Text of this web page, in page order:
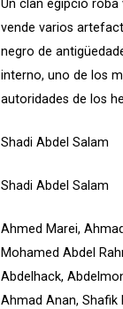
Un clan egipcio
vende varios
negro de
interno, uno de los
autoridades de los
Shadi Abdel Salam
Shadi Abdel Salam
Ahmed Marei,
Mohamed Abdel
Abdelhack,
Ahmad Anan, Shafik